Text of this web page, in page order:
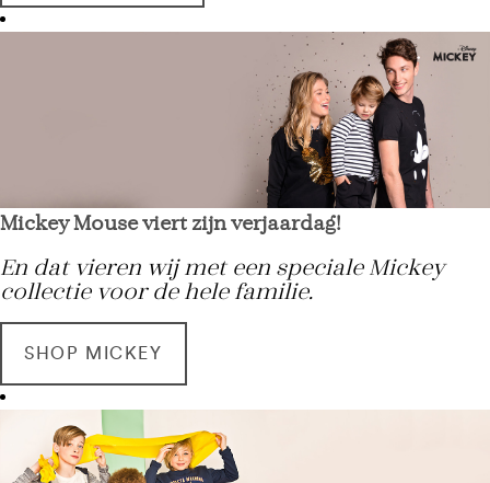
Mickey Mouse viert zijn verjaardag!
En dat vieren wij met een speciale Mickey
collectie voor de hele familie.
SHOP MICKEY